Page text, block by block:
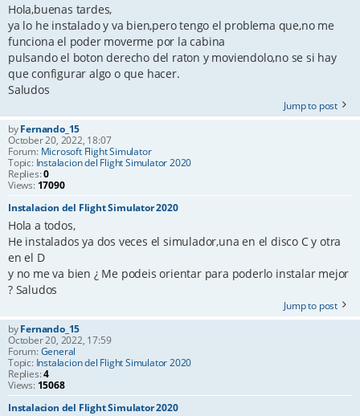
Hola,buenas tardes,
ya lo he instalado y va bien,pero tengo el problema que,no me
funciona el poder moverme por la cabina
pulsando el boton derecho del raton y moviendolo,no se si hay
que configurar algo o que hacer.
Saludos
Jump to post
byFernando_15
October 20, 2022, 18:07
Forum: Microsoft Flight Simulator
Topic: Instalacion del Flight Simulator 2020
Replies:0
Views: 17090
Instalacion del Flight Simulator 2020
Hola a todos,
He instalados ya dos veces el simulador,una en el disco C y otra
en el D
y no me va bien ¿ Me podeis orientar para poderlo instalar mejor
? Saludos
Jump to post
byFernando_15
October 20, 2022, 17:59
Forum:General
Topic: Instalacion del Flight Simulator 2020
Replies:4
Views: 15068
Instalacion del Flight Simulator 2020